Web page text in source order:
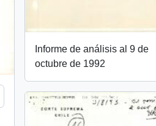
Añadir al portapapeles
Informe de análisis al 9 de
octubre de 1992